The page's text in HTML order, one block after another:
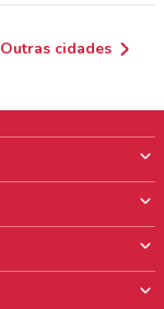
Outras cidades